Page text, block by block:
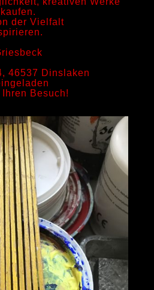
der Vielfalt
46537 Dinslaken
Besuch!